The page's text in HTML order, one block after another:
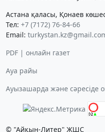
Астана қаласы, Қонаев
Тел: +7 (7172) 76-84-66
Email:
PDF | онлайн газет
Ауа райы
Ауызашарда және сәресіде
© "Айқын-Литер" ЖШС